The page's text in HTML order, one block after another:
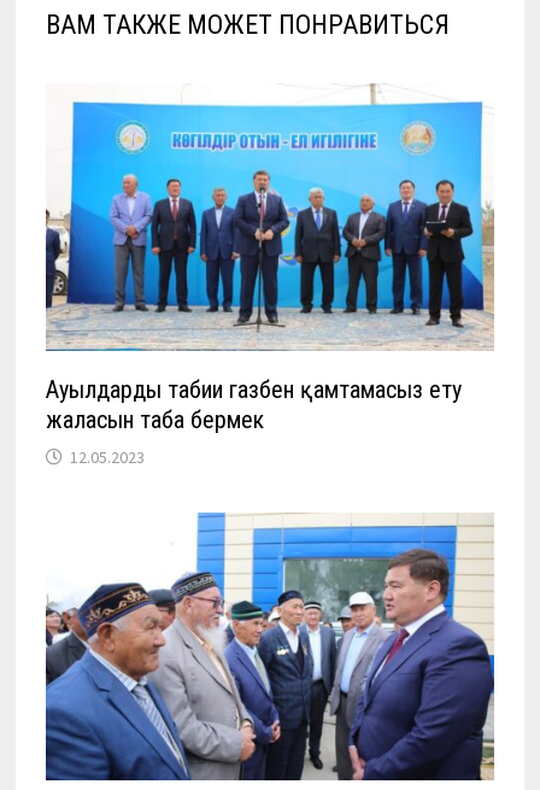
ВАМ ТАКЖЕ МОЖЕТ ПОНРАВИТЬСЯ
Ауылдарды табиғи газбен қамтамасыз ету
жалғасын таба бермек
12.05.2023